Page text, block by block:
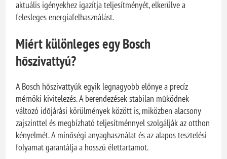
aktuális igényekhez igazítja teljesítményét, elkerülve a
felesleges energiafelhasználást.
Miért különleges egy Bosch
hőszivattyú?
A Bosch hőszivattyúk egyik legnagyobb előnye a precíz
mérnöki kivitelezés. A berendezések stabilan működnek
változó időjárási körülmények között is, miközben alacsony
zajszinttel és megbízható teljesítménnyel szolgálják az otthon
kényelmét. A minőségi anyaghasználat és az alapos tesztelési
folyamat garantálja a hosszú élettartamot.